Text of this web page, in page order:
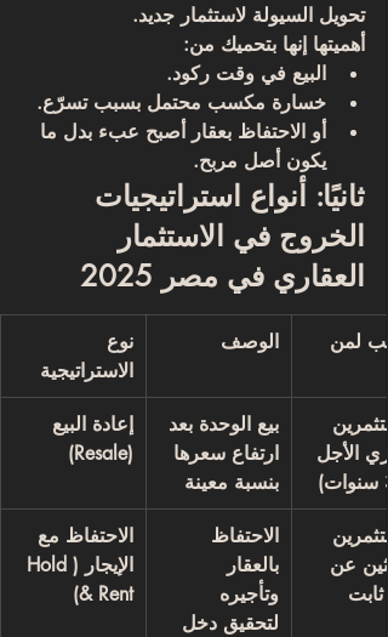
تحويل السيولة لاستثمار جديد.
أهميتها إنها بتحميك من:
البيع في وقت ركود.
خسارة مكسب محتمل بسبب تسرّع.
أو الاحتفاظ بعقار أصبح عبء بدل ما
يكون أصل مربح.
ثانيًا: أنواع استراتيجيات
الخروج في الاستثمار
العقاري في مصر 2025
نوع
الاستراتيجية
الوصف لمن
إعادة البيع
(Resale)
بيع الوحدة بعد
ارتفاع سعرها
بنسبة معينة
الأجل
الاحتفاظ مع
الإيجار (Hold
& Rent)
الاحتفاظ
بالعقار
وتأجيره
لتحقيق دخل
عن
ثابت